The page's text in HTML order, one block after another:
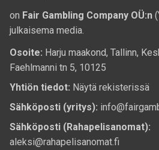
on Fair Gambling Company OÜ:n
julkaisema media.
Osoite: Harju maakond, Tallinn,
Faehlmanni tn 5, 10125
Yhtiön tiedot: Näytä rekisterissä
Sähköposti (yritys):
Sähköposti (Rahapelisanomat):
aleksi@rahapelisanomat.fi